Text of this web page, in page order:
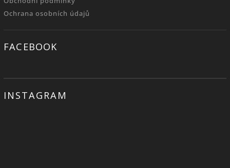
Ochrana osobních údajů
FACEBOOK
INSTAGRAM